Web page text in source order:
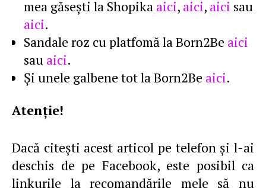
mea găseşti la Shopika aici, aici, aici sau
aici.
Sandale roz cu platfomă la Born2Be aici
sau aici.
Şi unele galbene tot la Born2Be aici.
Atenţie!
Dacă citeşti acest articol pe telefon şi l-ai
deschis de pe Facebook, este posibil ca
linkurile la recomandările mele să nu